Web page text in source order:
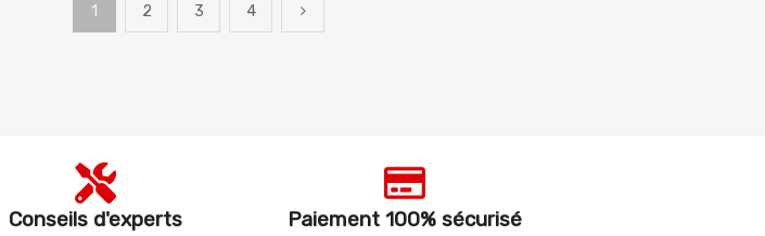
1 2 3 4
Conseils d'experts Paiement 100% sécurisé